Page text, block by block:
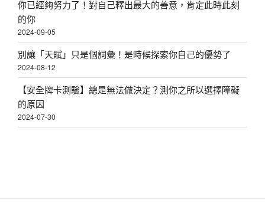
你已經夠努力了！對自己釋出最大的善意，肯定此時此刻
的你
2024-09-05
別讓「天賦」只是個詞彙！是時候探索你自己的優勢了
2024-08-12
【安全牌卡測驗】總是無法做決定？測你之所以選擇障礙
的原因
2024-07-30